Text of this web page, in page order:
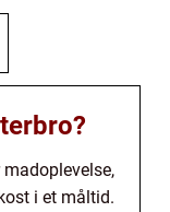
i et måltid.